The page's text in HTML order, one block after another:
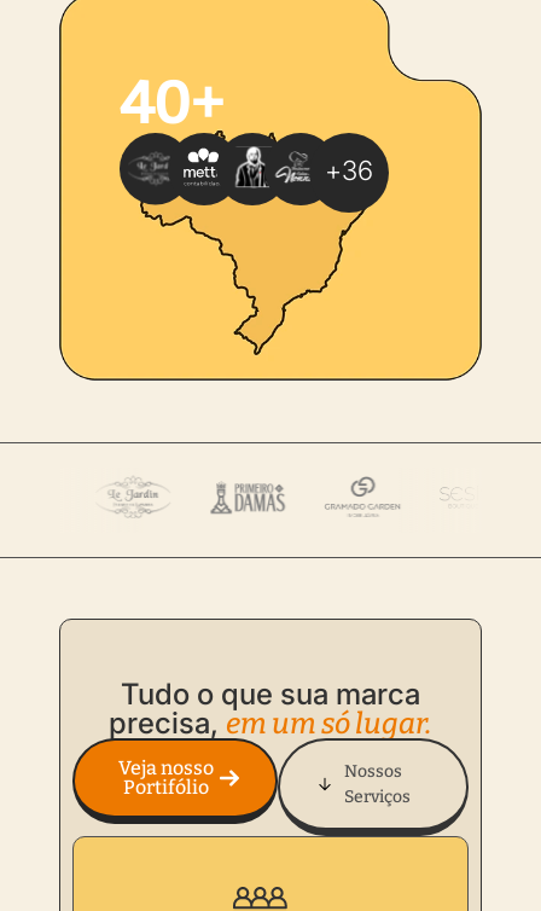
40+
+36
Tudo o que sua marca
precisa, em um só lugar.
Nossos
Serviços
Veja nosso
Portifólio